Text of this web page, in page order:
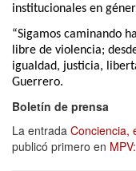
institucionales en
“Sigamos caminando
libre de violencia;
igualdad, justicia,
Guerrero.
Boletín de prensa
La entrada Conciencia,
publicó primero en